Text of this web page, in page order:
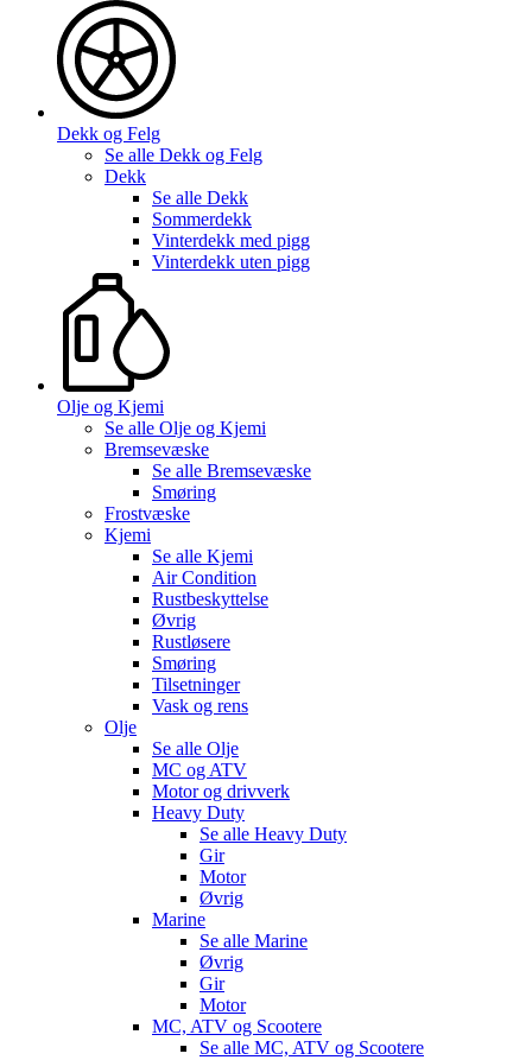
Dekk og Felg
Se alle Dekk og Felg
Dekk
Se alle Dekk
Sommerdekk
Vinterdekk med pigg
Vinterdekk uten pigg
Olje og Kjemi
Se alle Olje og Kjemi
Bremsevæske
Se alle Bremsevæske
Smøring
Frostvæske
Kjemi
Se alle Kjemi
Air Condition
Rustbeskyttelse
Øvrig
Rustløsere
Smøring
Tilsetninger
Vask og rens
Olje
Se alle Olje
MC og ATV
Motor og drivverk
Heavy Duty
Se alle Heavy Duty
Gir
Motor
Øvrig
Marine
Se alle Marine
Øvrig
Gir
Motor
MC, ATV og Scootere
Se alle MC, ATV og Scootere